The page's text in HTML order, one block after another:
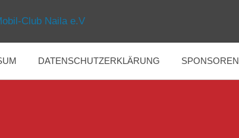
DATENSCHUTZERKLÄRUNG SPONSOREN